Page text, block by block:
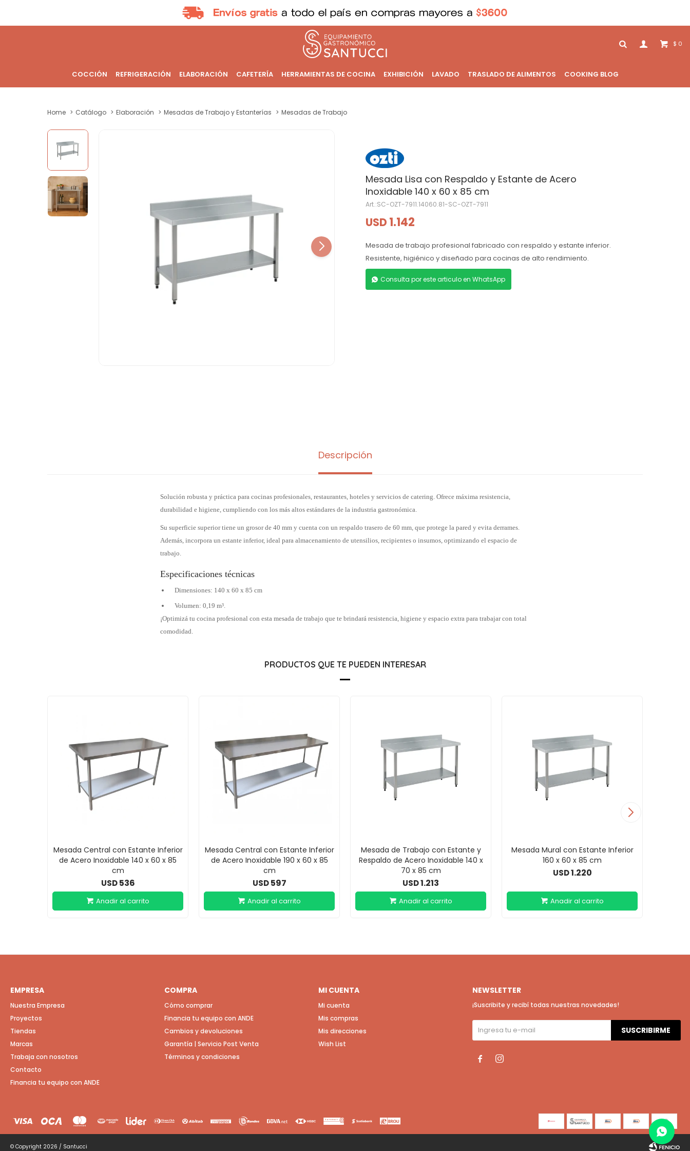
COCCIÓN REFRIGERACIÓN ELABORACIÓN CAFETERÍA HERRAMIENTAS DE COCINA EXHIBICIÓN LAVADO TRASLADO DE ALIMENTOS COOKING BLOG
$ 0
Home Catálogo Elaboración Mesadas de Trabajo y Estanterías Mesadas de Trabajo
Mesada Lisa con Respaldo y Estante de Acero
Inoxidable 140 x 60 x 85 cm
SC-OZT-7911.14060.81-SC-OZT-7911
USD 1.142
Mesada de trabajo profesional fabricado con respaldo y estante inferior.
Resistente, higiénico y diseñado para cocinas de alto rendimiento.
Consulta por este articulo en WhatsApp
Descripción
Solución robusta y práctica para cocinas profesionales, restaurantes, hoteles y servicios de catering. Ofrece máxima resistencia,
durabilidad e higiene, cumpliendo con los más altos estándares de la industria gastronómica.
Su superficie superior tiene un grosor de 40 mm y cuenta con un respaldo trasero de 60 mm, que protege la pared y evita derrames.
Además, incorpora un estante inferior, ideal para almacenamiento de utensilios, recipientes o insumos, optimizando el espacio de
trabajo.
Especificaciones técnicas
Dimensiones: 140 x 60 x 85 cm
Volumen: 0,19 m³.
¡Optimizá tu cocina profesional con esta mesada de trabajo que te brindará resistencia, higiene y espacio extra para trabajar con total
comodidad.
PRODUCTOS QUE TE PUEDEN INTERESAR
Mesada Central con Estante Inferior
de Acero Inoxidable 140 x 60 x 85
cm
USD 536
Mesada Central con Estante Inferior
de Acero Inoxidable 190 x 60 x 85
cm
USD 597
Mesada de Trabajo con Estante y
Respaldo de Acero Inoxidable 140 x
70 x 85 cm
USD1.213
Mesada Mural con Estante Inferior
160 x 60 x 85 cm
USD1.220
EMPRESA
Nuestra Empresa
Proyectos
Tiendas
Marcas
Trabaja con nosotros
Contacto
Financia tu equipo con ANDE
COMPRA
Cómo comprar
Financia tu equipo con ANDE
Cambios y devoluciones
Garantía | Servicio Post Venta
Términos y condiciones
MI CUENTA
Mi cuenta
Mis compras
Mis direcciones
Wish List
NEWSLETTER
¡Suscribite y recibí todas nuestras novedades!
SUSCRIBIRME
 
© Copyright 2026 / Santucci